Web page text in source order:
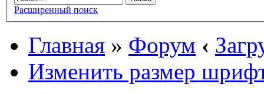
Расширенный поиск
Главная » Форум ‹
Изменить размер